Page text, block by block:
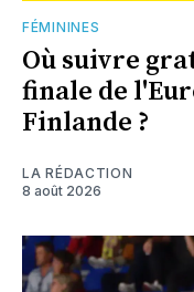
FÉMININES
Où suivre
finale de
Finlande ?
LA RÉDACTION
8 août 2026